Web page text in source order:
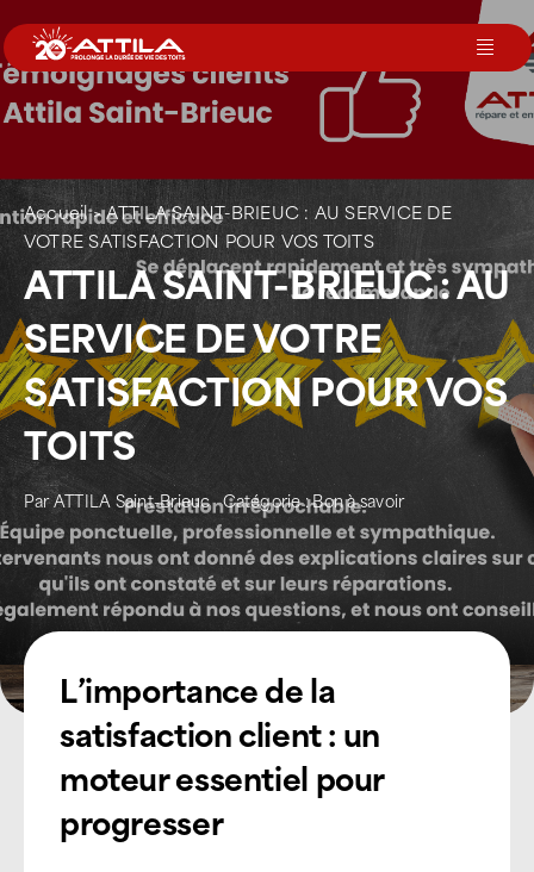
au
contenu
Le groupe
Nos services
Nos agences
Votre toit
Rejoignez-nous
Devenir Franchisé
Accueil>ATTILA SAINT-BRIEUC : AU SERVICE DE
VOTRE SATISFACTION POUR VOS TOITS
ATTILA SAINT-BRIEUC : AU
SERVICE DE VOTRE
SATISFACTION POUR VOS
TOITS
ParATTILA Saint-Brieuc Catégorie :Bon à savoir
L’importance de la
satisfaction client : un
moteur essentiel pour
progresser